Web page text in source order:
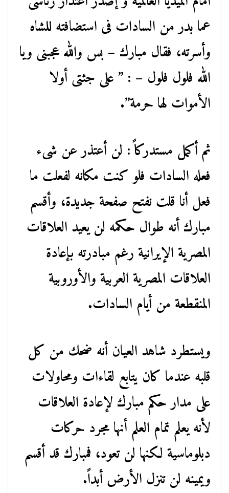
عما بدر من السادات فى استضافته للشاه
وأسرته، فقال مبارك – بس والله عجبنى ويا
الله فلول فلول – : ” على جثتى أولا
الأموات لها حرمة”.
ثم أكمل مستدركاً : لن أعتذر عن شىء
فعله السادات فلو كنت مكانه لفعلت ما
فعل أنا قلت نفتح صفحة جديدة، وأقسم
مبارك أنه طوال حكمه لن يعيد العلاقات
المصرية الإيرانية رغم مبادرته بإعادة
العلاقات المصرية العربية والأوروبية
المنقطعة من أيام السادات.
ويستطرد شاهد العيان أنه ضحك من كل
قلبه عندما كان يتابع لقاءات ومحاولات
على مدار حكم مبارك لإعادة العلاقات
لأنه يعلم تمام العلم أنها مجرد حركات
دبلوماسية لكنها لن تعود، فمبارك قد أقسم
ويمينه لن تنزل الأرض أبداً.